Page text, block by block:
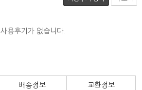
사용후기가 없습니다.
배송정보 교환정보